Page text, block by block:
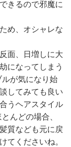
きるので邪魔に
め、オシャレな
面、日増しに大
になってしまう
が気になり始
してみても良い
うヘアスタイル
んどの場合、
質なども元に戻
てくださいね。